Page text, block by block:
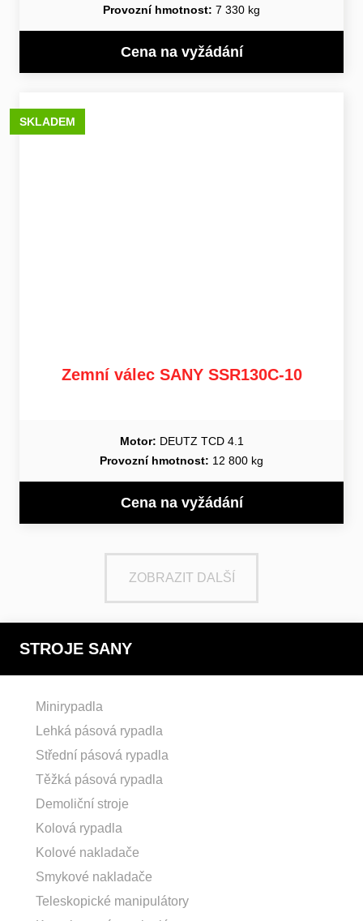
Provozní hmotnost: 7 330 kg
Cena na vyžádání
SKLADEM
Zemní válec SANY SSR130C-10
Motor: DEUTZ TCD 4.1
Provozní hmotnost: 12 800 kg
Cena na vyžádání
ZOBRAZIT DALŠÍ
STROJE SANY
Minirypadla
Lehká pásová rypadla
Střední pásová rypadla
Těžká pásová rypadla
Demoliční stroje
Kolová rypadla
Kolové nakladače
Smykové nakladače
Teleskopické manipulátory